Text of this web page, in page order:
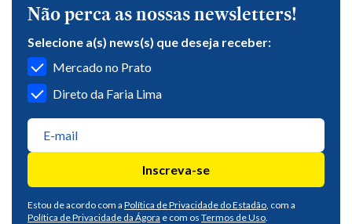
Não perca as nossas newsletters!
Selecione a(s) news(s) que deseja receber:
Mercado no Prato
Direto da Faria Lima
Inscreva-se
Estou de acordo com a Política de Privacidade do Estadão, com a
Política de Privacidade da Ágora e com os Termos de Uso.